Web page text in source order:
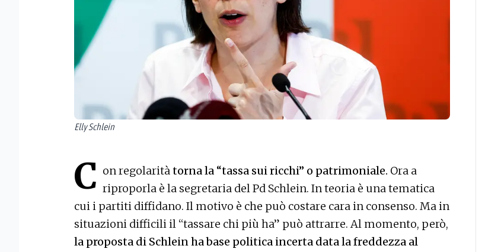
Elly Schlein
C on regolaritàtorna la “tassa sui ricchi” o patrimoniale. Ora a
riproporla è la segretaria del Pd Schlein. In teoria è una tematica
cui i partiti diffidano. Il motivo è che può costare cara in consenso. Ma in
situazioni difficili il “tassare chi più ha” può attrarre. Al momento, però,
la proposta di Schlein ha base politica incerta data la freddezza al